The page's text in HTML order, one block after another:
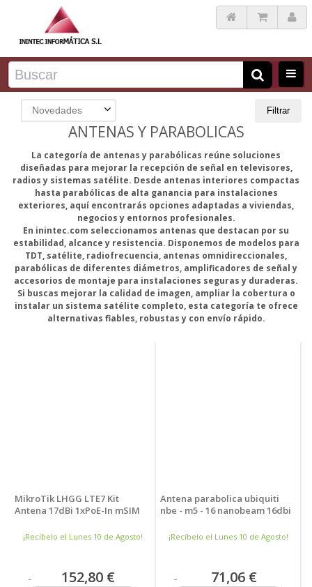
Filtrar
Novedades
ANTENAS Y PARABOLICAS
La categoría de antenas y parabólicas reúne soluciones
diseñadas para mejorar la recepción de señal en televisores,
radios y sistemas satélite. Desde antenas interiores compactas
hasta parabólicas de alta ganancia para instalaciones
exteriores, aquí encontrarás opciones adaptadas a viviendas,
negocios y entornos profesionales.
En inintec.com seleccionamos antenas que destacan por su
estabilidad, alcance y resistencia. Disponemos de modelos para
TDT, satélite, radiofrecuencia, antenas omnidireccionales,
parabólicas de diferentes diámetros, amplificadores de señal y
accesorios de montaje para instalaciones seguras y duraderas.
Si buscas mejorar la calidad de imagen, ampliar la cobertura o
instalar un sistema satélite completo, esta categoría te ofrece
alternativas fiables, robustas y con envío rápido.
MikroTik LHGG LTE7 Kit
Antena 17dBi 1xPoE-In mSIM
¡Recíbelo el Lunes 10 de Agosto!
152,80 €
Antena parabolica ubiquiti
nbe - m5 - 16 nanobeam 16dbi
¡Recíbelo el Lunes 10 de Agosto!
71,06 €